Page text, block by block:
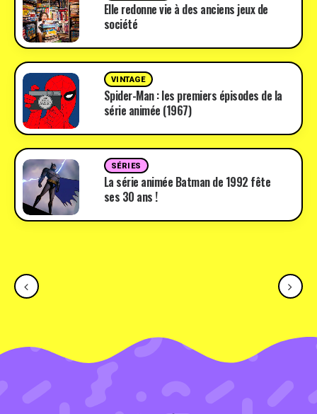
Elle redonne vie à des anciens jeux de
société
VINTAGE
Spider-Man : les premiers épisodes de la
série animée (1967)
SÉRIES
La série animée Batman de 1992 fête
ses 30 ans !